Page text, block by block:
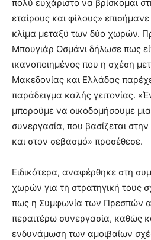
πολύ ευχάριστο να βρίσκομαι
εταίρους και φίλους»
κλίμα μεταξύ των δύο χωρών.
Μπουγιάρ Οσμάνι δήλωσε πως
ικανοποιημένος που η σχέση
Μακεδονίας και Ελλάδας
παράδειγμα καλής γειτονίας.
μπορούμε να οικοδομήσουμε
συνεργασία, που βασίζεται
και στον σεβασμό» προσέθεσε.
Ειδικότερα, αναφέρθηκε στη
χωρών για τη στρατηγική τους
πως η Συμφωνία των Πρεσπών
περαιτέρω συνεργασία, καθώς
ενδυνάμωση των αμοιβαίων